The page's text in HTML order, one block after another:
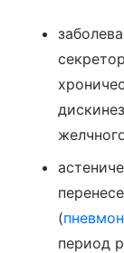
(
период